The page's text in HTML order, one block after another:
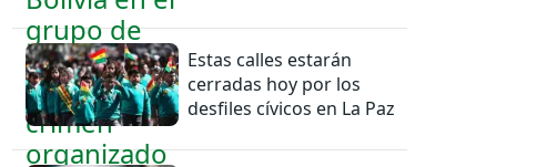
Estas calles estarán
cerradas hoy por los
desfiles cívicos en La Paz